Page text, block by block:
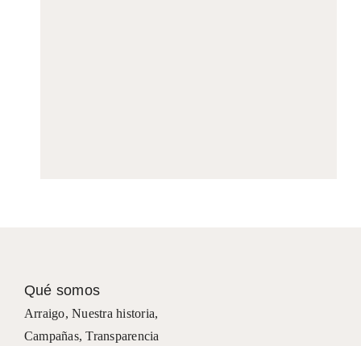
Qué somos
Arraigo,Nuestra historia,
Campañas, Transparencia